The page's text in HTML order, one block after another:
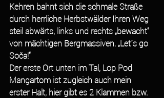
Kehren bahnt sich die schmale Straße
durch herrliche Herbstwälder Ihren Weg
steil abwärts, links und rechts „bewacht“
von mächtigen Bergmassiven. „Let´s go
Soča!“
Der erste Ort unten im Tal, Lop Pod
Mangartom ist zugleich auch mein
erster Halt, hier gibt es 2 Klammen bzw.